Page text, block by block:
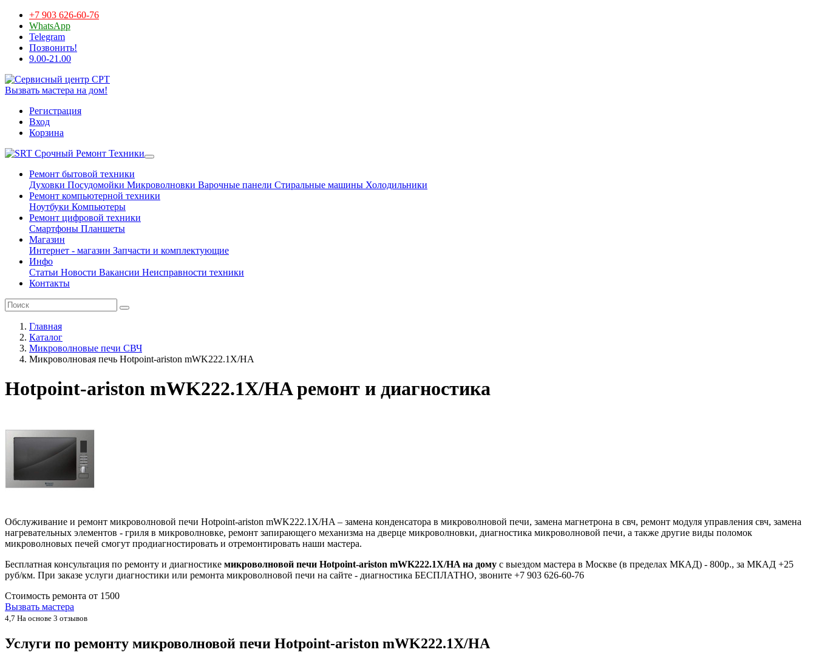
+7 903 626-60-76
WhatsApp
Telegram
Позвонить!
9.00-21.00
Вызвать мастера на дом!
Регистрация
Вход
Корзина
Срочный Ремонт Техники
Ремонт бытовой техники
Духовки Посудомойки Микроволновки Варочные панели Стиральные машины Холодильники
Ремонт компьютерной техники
Ноутбуки Компьютеры
Ремонт цифровой техники
Смартфоны Планшеты
Магазин
Интернет - магазин Запчасти и комплектующие
Инфо
Статьи Новости Вакансии Неисправности техники
Контакты
Главная
Каталог
Микроволновые печи СВЧ
Микроволновая печь Hotpoint-ariston mWK222.1X/HA
Hotpoint-ariston mWK222.1X/HA ремонт и диагностика
Обслуживание и ремонт микроволновой печи Hotpoint-ariston mWK222.1X/HA – замена конденсатора в микроволновой печи, замена магнетрона в свч, ремонт модуля управления свч, замена
нагревательных элементов - гриля в микроволновке, ремонт запирающего механизма на дверце микроволновки, диагностика микроволновой печи, а также другие виды поломок
микроволновых печей смогут продиагностировать и отремонтировать наши мастера.
Бесплатная консультация по ремонту и диагностике микроволновой печи Hotpoint-ariston mWK222.1X/HA на дому с выездом мастера в Москве (в пределах МКАД) - 800р., за МКАД +25
руб/км. При заказе услуги диагностики или ремонта микроволновой печи на сайте - диагностика БЕСПЛАТНО, звоните +7 903 626-60-76
Стоимость ремонта от 1500
Вызвать мастера
4,7 На основе 3 отзывов
Услуги по ремонту микроволновой печи Hotpoint-ariston mWK222.1X/HA